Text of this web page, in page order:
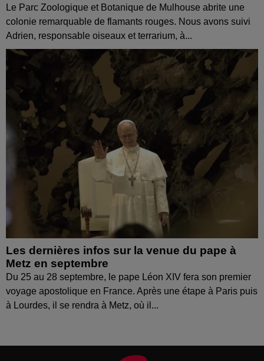
Le Parc Zoologique et Botanique de Mulhouse abrite une
colonie remarquable de flamants rouges. Nous avons suivi
Adrien, responsable oiseaux et terrarium, à...
Les dernières infos sur la venue du pape à
Metz en septembre
Du 25 au 28 septembre, le pape Léon XIV fera son premier
voyage apostolique en France. Après une étape à Paris puis
à Lourdes, il se rendra à Metz, où il...